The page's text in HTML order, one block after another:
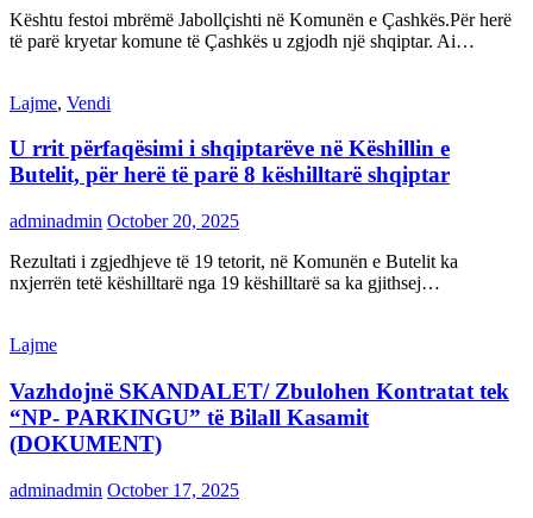
Kështu festoi mbrëmë Jabollçishti në Komunën e Çashkës.Për herë
të parë kryetar komune të Çashkës u zgjodh një shqiptar. Ai…
Lajme, Vendi
U rrit përfaqësimi i shqiptarëve në Këshillin e
Butelit, për herë të parë 8 këshilltarë shqiptar
adminadmin October 20, 2025
Rezultati i zgjedhjeve të 19 tetorit, në Komunën e Butelit ka
nxjerrën tetë këshilltarë nga 19 këshilltarë sa ka gjithsej…
Lajme
Vazhdojnë SKANDALET/ Zbulohen Kontratat tek
“NP- PARKINGU” të Bilall Kasamit
(DOKUMENT)
adminadmin October 17, 2025